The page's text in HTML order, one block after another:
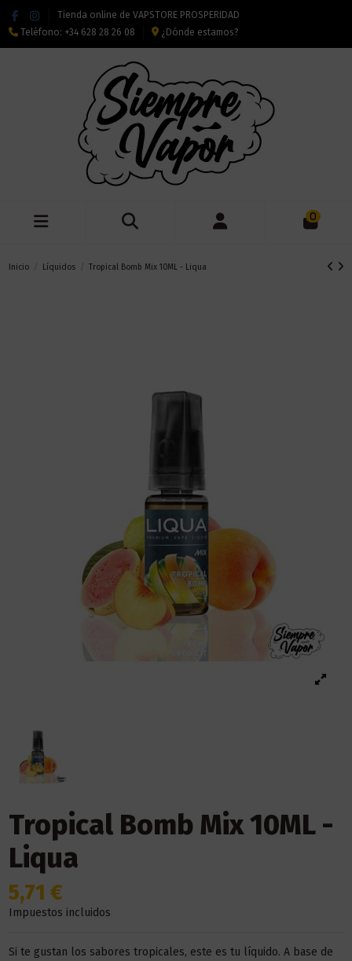
Tienda online de VAPSTORE PROSPERIDAD
Teléfono: +34 628 28 26 08 ¿Dónde estamos?
0
Inicio Líquidos Tropical Bomb Mix 10ML - Liqua
Tropical Bomb Mix 10ML -
Liqua
5,71 €
Impuestos incluidos
Si te gustan los sabores tropicales, este es tu líquido. A base de